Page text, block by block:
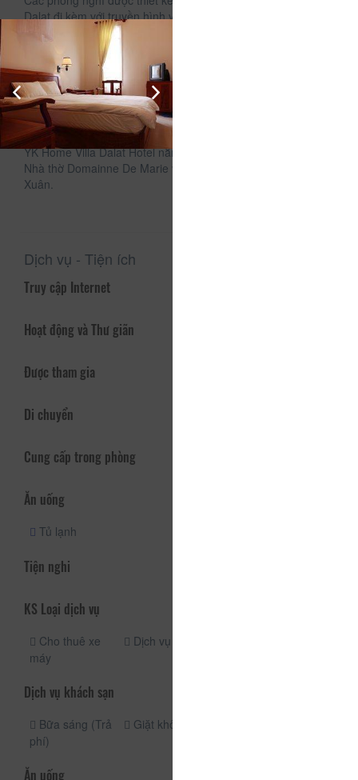
Dalat đi kèm với truyền hình vệ tinh màn hình phẳng và quạt
máy. Trong phòng còn có minibar và đồ vệ sinh cá nhân.
Khách có thể dành một chút thời gian yên tĩnh ở thư viện để
đọc sách hoặc thuê xe hơi đi khám phá những vùng lân cận.
Khách sạn cũng cung cấp các dịch vụ giặt ủi và đặt vé.
Khách sạn phục vụ các bữa ăn nóng và đồ uống giải khát tại
nhà hàng và quầy bar.
YK Home Villa Dalat Hotel nằm gần các điểm thăm quan như
Nhà thờ Domainne De Marie và Cung điện của bà Trần Lệ
Xuân.
Dịch vụ - Tiện ích
Truy cập Internet
Hoạt động và Thư giãn
Được tham gia
Di chuyển
Cung cấp trong phòng
Ăn uống
Tủ lạnh
Tiện nghi
KS Loại dịch vụ
Cho thuê xe
máy
Dịch vụ taxi
Dịch vụ khách sạn
Bữa sáng (Trả
phí)
Giặt khô
Ăn uống